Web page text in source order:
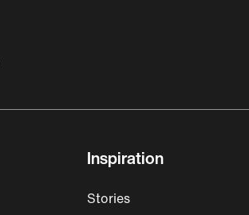
Inspiration
Stories